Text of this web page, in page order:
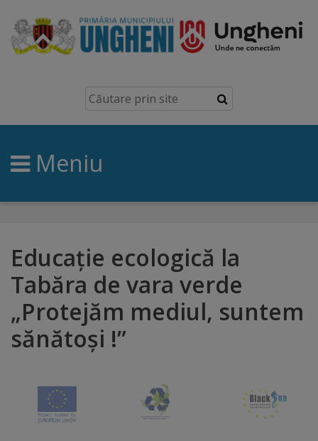
Ungheni
Prezentare
generală
Simbolurile
brand
Orașe
înfrățite
Distincții
Cetățeni
de
Meniu
Educație ecologică la
Tabăra de vara verde
„Protejăm mediul, suntem
sănătoși !”